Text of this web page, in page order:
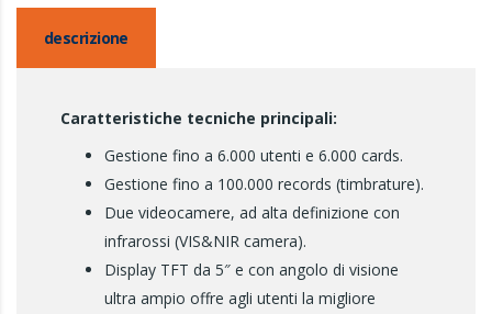
descrizione
Caratteristiche tecniche principali:
Gestione fino a 6.000 utenti e 6.000 cards.
Gestione fino a 100.000 records (timbrature).
Due videocamere, ad alta definizione con
infrarossi (VIS&NIR camera).
Display TFT da 5″ e con angolo di visione
ultra ampio offre agli utenti la migliore